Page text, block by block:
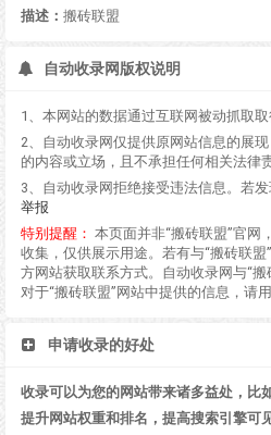
描述： 搬砖联盟
自动收录网版权说明
1、本网站的数据通过互联网被动抓取
2、自动收录网仅提供原网站信息的展
的内容或立场，且不承担任何相关法律
3、自动收录网拒绝接受违法信息。若
举报
特别提醒： 本页面并非“搬砖联盟”官网
收集，仅供展示用途。若有与“搬砖联
方网站获取联系方式。自动收录网与“搬
对于“搬砖联盟”网站中提供的信息，请
申请收录的好处
收录可以为您的网站带来诸多益处，比
提升网站权重和排名，提高搜索引擎可见